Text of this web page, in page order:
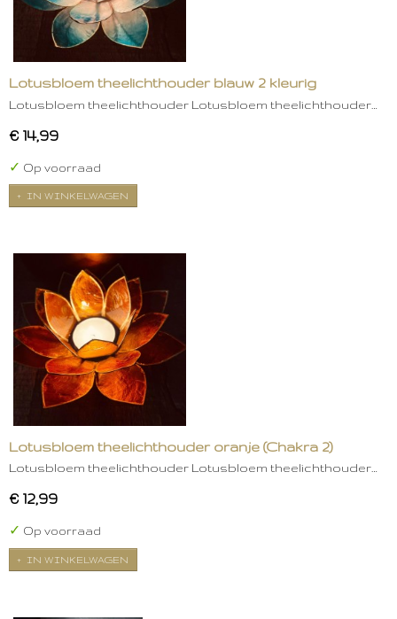
Lotusbloem theelichthouder blauw 2 kleurig
Lotusbloem theelichthouder Lotusbloem theelichthouder…
€ 14,99
✓ Op voorraad
IN WINKELWAGEN
Lotusbloem theelichthouder oranje (Chakra 2)
Lotusbloem theelichthouder Lotusbloem theelichthouder…
€ 12,99
✓ Op voorraad
IN WINKELWAGEN